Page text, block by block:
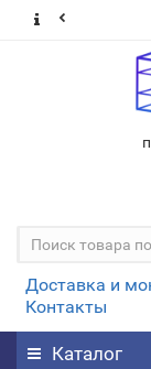
Доставка и
Контакты
Каталог